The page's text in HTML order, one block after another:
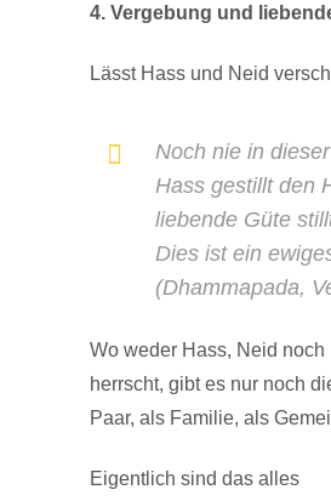
4. Vergebung und
Lässt Hass und Neid
Noch nie in
Hass gestillt den
liebende Güte
Dies ist ein
(Dhammapada,
Wo weder Hass, Neid noch
herrscht, gibt es nur noch
Paar, als Familie, als
Eigentlich sind das alles